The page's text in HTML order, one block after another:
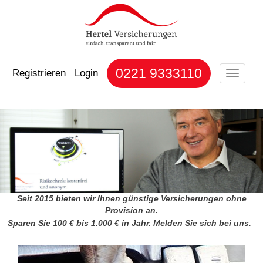
Registrieren Login 0221 9333110
Toggle
Seit 2015 bieten wir Ihnen günstige Versicherungen ohne
Provision an.
Sparen Sie 100 € bis 1.000 € in Jahr. Melden Sie sich bei uns.